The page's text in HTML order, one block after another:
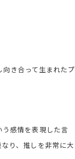
向き合って生まれたプ
う感情を表現した言
り、推しを非常に大